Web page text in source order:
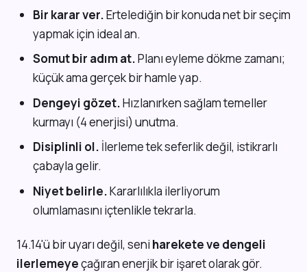
Bir karar ver.Ertelediğin bir konuda net bir seçim
yapmak için ideal an.
Somut bir adım at.Planı eyleme dökme zamanı;
küçük ama gerçek bir hamle yap.
Dengeyi gözet.Hızlanırken sağlam temeller
kurmayı (4 enerjisi) unutma.
Disiplinli ol. İlerleme tek seferlik değil, istikrarlı
çabayla gelir.
Niyet belirle.Kararlılıkla ilerliyorum
olumlamasını içtenlikle tekrarla.
14.14'ü bir uyarı değil, seni harekete ve dengeli
ilerlemeyeçağıran enerjik bir işaret olarak gör.